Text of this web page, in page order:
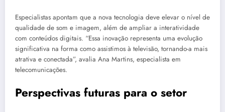
Especialistas apontam que a nova tecnologia deve elevar o nível de
qualidade de som e imagem, além de ampliar a interatividade
com conteúdos digitais. “Essa inovação representa uma evolução
significativa na forma como assistimos à televisão, tornando-a mais
atrativa e conectada”, avalia Ana Martins, especialista em
telecomunicações.
Perspectivas futuras para o setor